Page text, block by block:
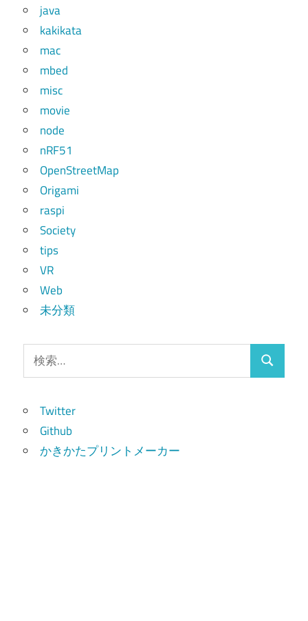
java
kakikata
mac
mbed
misc
movie
node
nRF51
OpenStreetMap
Origami
raspi
Society
tips
VR
Web
未分類
索:
検
Twitter
Github
かきかたプリントメーカー